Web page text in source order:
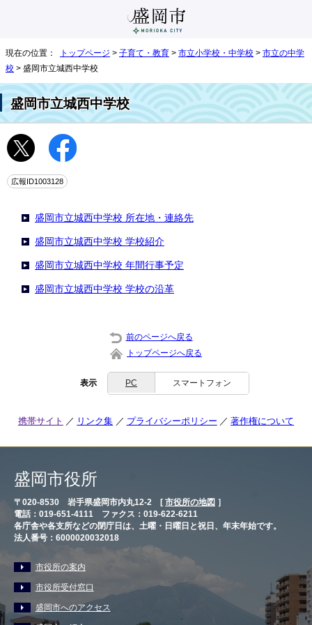
現在の位置： トップページ > 子育て・教育 > 市立小学校・中学校 > 市立の中学
校 > 盛岡市立城西中学校
盛岡市立城西中学校
広報ID1003128
盛岡市立城西中学校 所在地・連絡先
盛岡市立城西中学校 学校紹介
盛岡市立城西中学校 年間行事予定
盛岡市立城西中学校 学校の沿革
前のページへ戻る
トップページへ戻る
表示 PC スマートフォン
携帯サイト リンク集 プライバシーポリシー 著作権について
盛岡市役所
〒020-8530 岩手県盛岡市内丸12-2 [ 市役所の地図 ］
電話：019-651-4111 ファクス：019-622-6211
各庁舎や各支所などの閉庁日は、土曜・日曜日と祝日、年末年始です。
法人番号：6000020032018
市役所の案内
市役所受付窓口
盛岡市へのアクセス